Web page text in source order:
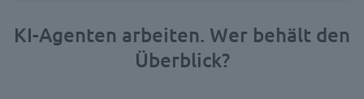
KI-Agenten arbeiten. Wer behält den
Überblick?